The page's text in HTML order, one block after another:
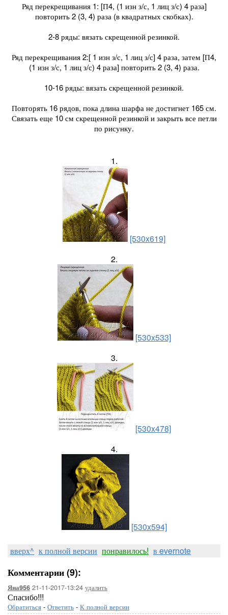
Ряд перекрещивания 1: [П4, (1 изн з/с, 1 лиц з/с) 4 раза]
повторить 2 (3, 4) раза (в квадратных скобках).
2-8 ряды: вязать скрещенной резинкой.
Ряд перекрещивания 2:[ 1 изн з/с, 1 лиц з/с] 4 раза, затем [П4,
(1 изн з/с, 1 лиц з/с) 4 раза] повторить 2 (3, 4) раза.
10-16 ряды: вязать скрещенной резинкой.
Повторять 16 рядов, пока длина шарфа не достигнет 165 см.
Связать еще 10 см скрещенной резинкой и закрыть все петли
по рисунку.
1.
[530x619]
2.
[530x533]
3.
[530x478]
4.
[530x594]
вверх^ к полной версии понравилось! в evernote
Комментарии (9):
Яна956 21-11-2017-13:24 удалить
Спасибо!!!
Обратиться - Ответить - К полной версии